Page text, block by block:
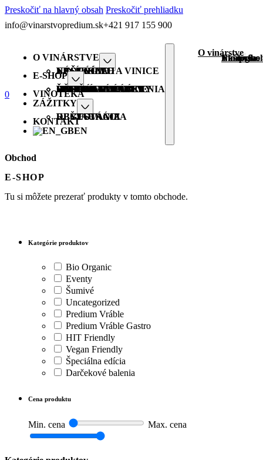
Preskočiť na hlavný obsah Preskočiť prehliadku
info@vinarstvopredium.sk+421 917 155 900
O VINÁRSTVE
NÁŠ PRÍBEH
VINÁRSTVO A VINICE
EKOLÓGIA
NAŠE VÍNO
E-SHOP
VŠETKY PRODUKTY
PREDIUM VRÁBLE
GASTRO VÍNA
BIO ORGANIC
HIT FRIENDLY
VEGAN FRIENDLY
ŠPECIÁLNE EDÍCIE
ŠUMIVÉ
DARČEKOVÉ BALENIA
VINOTÉKA
ZÁŽITKY
DEGUSTÁCIA
UBYTOVANIE
REŠTAURÁCIA
KONTAKT
EN
O vinárstve
Náš
Vinárstvo
Ekológia
Naše víno
0
Obchod
E-SHOP
Tu si môžete prezerať produkty v tomto obchode.
Kategórie produktov
Bio Organic
Eventy
Šumivé
Uncategorized
Predium Vráble
Predium Vráble Gastro
HIT Friendly
Vegan Friendly
Špeciálna edícia
Darčekové balenia
Cena produktu
Min. cena Max. cena